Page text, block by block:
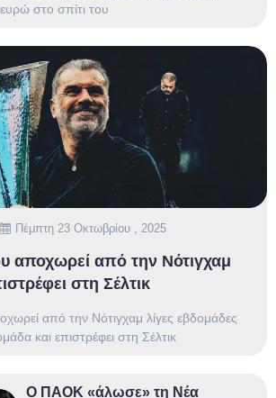
στο σπίτι του
Πέμπτη 23 Οκτωβρίου , 2025
αποχωρεί από την Νότιγχαμ
στη Σέλτικ
από την Νότιγχαμ λίγες εβδομάδες
και επιστρέφει στη Σέλτικ
Ο ΠΑΟΚ «άλωσε» τη Νέα